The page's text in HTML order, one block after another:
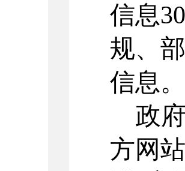
信息
规、
信息。
政
方网站